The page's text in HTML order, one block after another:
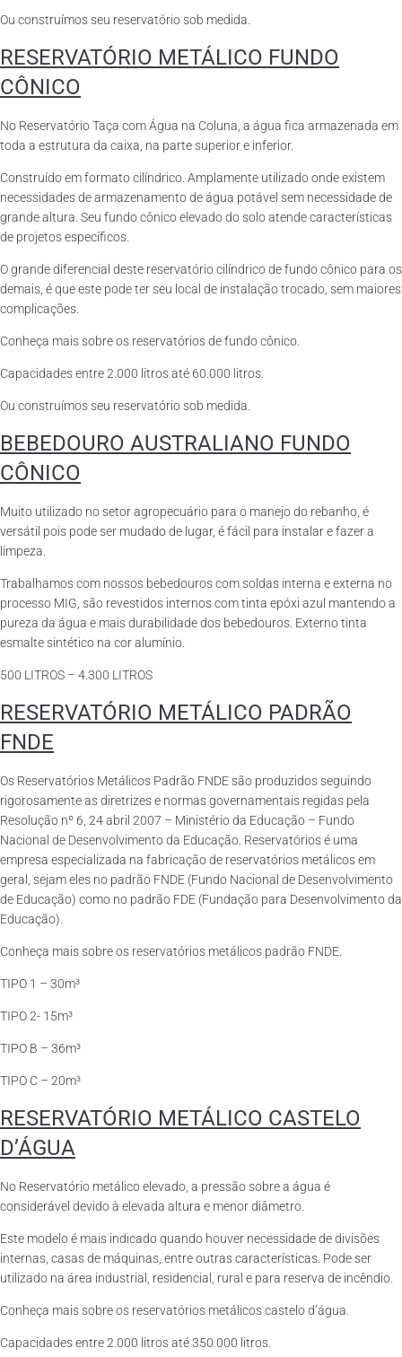
Ou construímos seu reservatório sob medida.
RESERVATÓRIO METÁLICO FUNDO
CÔNICO
No Reservatório Taça com Água na Coluna, a água fica armazenada em
toda a estrutura da caixa, na parte superior e inferior.
Construído em formato cilíndrico. Amplamente utilizado onde existem
necessidades de armazenamento de água potável sem necessidade de
grande altura. Seu fundo cônico elevado do solo atende características
de projetos específicos.
O grande diferencial deste reservatório cilíndrico de fundo cônico para os
demais, é que este pode ter seu local de instalação trocado, sem maiores
complicações.
Conheça mais sobre os reservatórios de fundo cônico.
Capacidades entre 2.000 litros até 60.000 litros.
Ou construímos seu reservatório sob medida.
BEBEDOURO AUSTRALIANO FUNDO
CÔNICO
Muito utilizado no setor agropecuário para o manejo do rebanho, é
versátil pois pode ser mudado de lugar, é fácil para instalar e fazer a
limpeza.
Trabalhamos com nossos bebedouros com soldas interna e externa no
processo MIG, são revestidos internos com tinta epóxi azul mantendo a
pureza da água e mais durabilidade dos bebedouros. Externo tinta
esmalte sintético na cor alumínio.
500 LITROS – 4.300 LITROS
RESERVATÓRIO METÁLICO PADRÃO
FNDE
Os Reservatórios Metálicos Padrão FNDE são produzidos seguindo
rigorosamente as diretrizes e normas governamentais regidas pela
Resolução nº 6, 24 abril 2007 – Ministério da Educação – Fundo
Nacional de Desenvolvimento da Educação. Reservatórios é uma
empresa especializada na fabricação de reservatórios metálicos em
geral, sejam eles no padrão FNDE (Fundo Nacional de Desenvolvimento
de Educação) como no padrão FDE (Fundação para Desenvolvimento da
Educação).
Conheça mais sobre os reservatórios metálicos padrão FNDE.
TIPO 1 – 30m³
TIPO 2- 15m³
TIPO B – 36m³
TIPO C – 20m³
RESERVATÓRIO METÁLICO CASTELO
D’ÁGUA
No Reservatório metálico elevado, a pressão sobre a água é
considerável devido à elevada altura e menor diâmetro.
Este modelo é mais indicado quando houver necessidade de divisões
internas, casas de máquinas, entre outras características. Pode ser
utilizado na área industrial, residencial, rural e para reserva de incêndio.
Conheça mais sobre os reservatórios metálicos castelo d’água.
Capacidades entre 2.000 litros até 350.000 litros.